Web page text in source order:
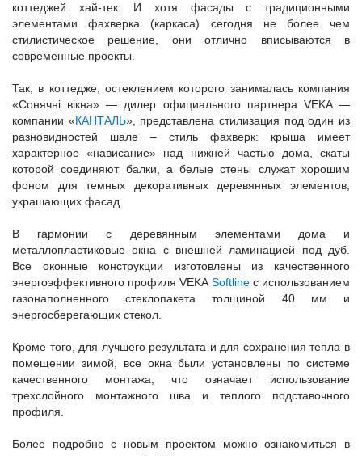
коттеджей хай-тек. И хотя фасады с традиционными
элементами фахверка (каркаса) сегодня не более чем
стилистическое решение, они отлично вписываются в
современные проекты.
Так, в коттедже, остеклением которого занималась компания
«Сонячні вікна» — дилер официального партнера VEKA —
компании «КАНТАЛЬ», представлена стилизация под один из
разновидностей шале – стиль фахверк: крыша имеет
характерное «нависание» над нижней частью дома, скаты
которой соединяют балки, а белые стены служат хорошим
фоном для темных декоративных деревянных элементов,
украшающих фасад.
В гармонии с деревянным элементами дома и
металлопластиковые окна с внешней ламинацией под дуб.
Все оконные конструкции изготовлены из качественного
энергоэффективного профиля VEKASoftlineс использованием
газонаполненного стеклопакета толщиной 40 мм и
энергосберегающих стекол.
Кроме того, для лучшего результата и для сохранения тепла в
помещении зимой, все окна были установлены по системе
качественного монтажа, что означает использование
трехслойного монтажного шва и теплого подставочного
профиля.
Более подробно с новым проектом можно ознакомиться в